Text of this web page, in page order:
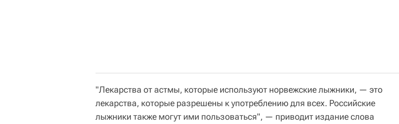
"Лекарства от астмы, которые используют норвежские лыжники, — это
лекарства, которые разрешены к употреблению для всех. Российские
лыжники также могут ими пользоваться", — приводит издание слова